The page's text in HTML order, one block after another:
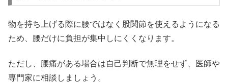
物を持ち上げる際に腰ではなく股関節を使えるようになる
ため、腰だけに負担が集中しにくくなります。
ただし、腰痛がある場合は自己判断で無理をせず、医師や
専門家に相談しましょう。